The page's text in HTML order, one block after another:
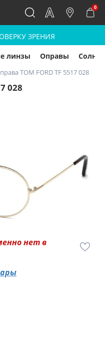
0
ЗРЕНИЯ
линзы Оправы
TOM FORD TF 5517 028
028
нет в